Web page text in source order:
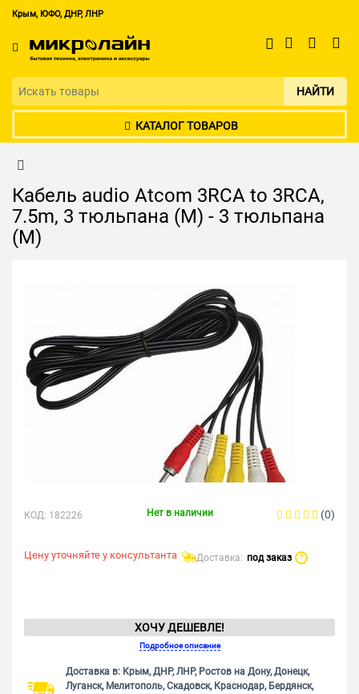
Крым, ЮФО, ДНР, ЛНР
НАЙТИ
КАТАЛОГ ТОВАРОВ
Кабель audio Atcom 3RCA to 3RCA,
7.5m, 3 тюльпана (M) - 3 тюльпана
(M)
КОД: 182226 Нет в наличии (0)
Цену уточняйте у консультанта Доставка: под заказ ?
ХОЧУ ДЕШЕВЛЕ!
Подробное описание
Доставка в: Крым, ДНР, ЛНР, Ростов на Дону, Донецк,
Луганск, Мелитополь, Скадовск, Краснодар, Бердянск,